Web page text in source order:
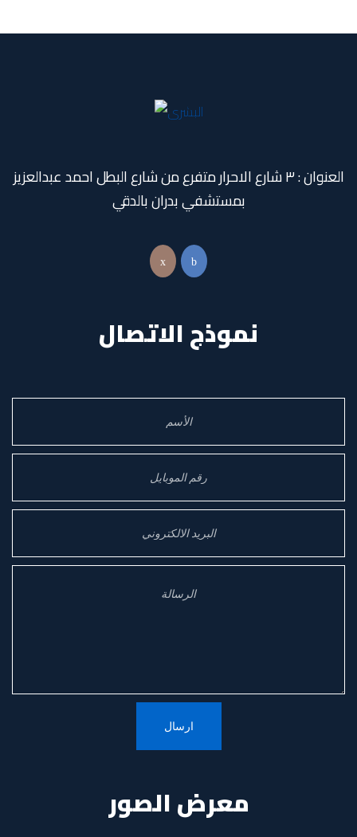
العنوان : ٣ شارع الاحرار متفرع من شارع البطل احمد عبدالعزيز
بمستشفي بدران بالدقي
نموذج الاتصال
معرض الصور